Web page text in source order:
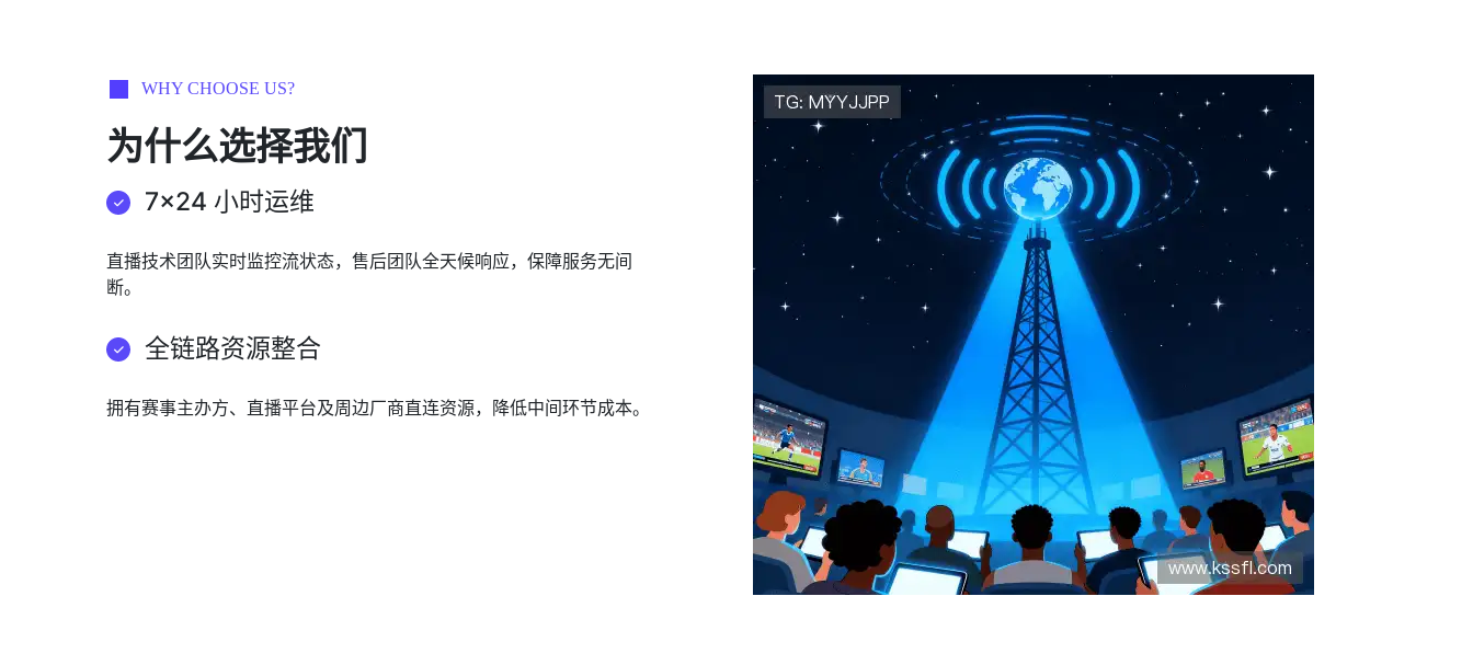
WHY CHOOSE US?
为什么选择我们
7×24 小时运维
直播技术团队实时监控流状态，售后团队全天候响应，保障服务无间
断。
全链路资源整合
拥有赛事主办方、直播平台及周边厂商直连资源，降低中间环节成本。